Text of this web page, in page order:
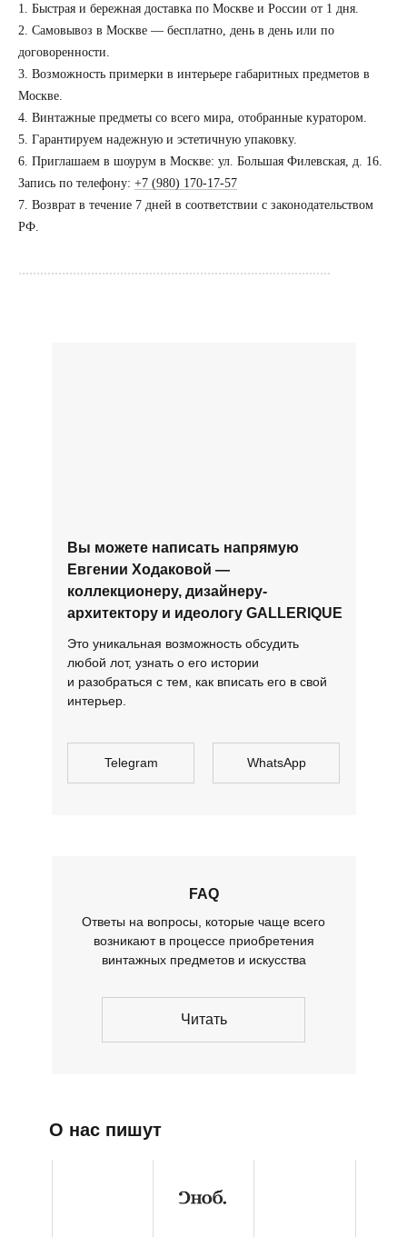
1. Быстрая и бережная доставка по Москве и России от 1 дня.
2. Самовывоз в Москве — бесплатно, день в день или по
договоренности.
3. Возможность примерки в интерьере габаритных предметов в
Москве.
4. Винтажные предметы со всего мира, отобранные куратором.
5. Гарантируем надежную и эстетичную упаковку.
6. Приглашаем в шоурум в Москве: ул. Большая Филевская, д. 16.
Запись по телефону: +7 (980) 170-17-57
7. Возврат в течение 7 дней в соответствии с законодательством
РФ.
......................................................................................
Telegram WhatsApp
Это уникальная возможность обсудить
любой лот, узнать о его истории
и разобраться с тем, как вписать его в свой
интерьер.
FAQ
Ответы на вопросы, которые чаще всего
возникают в процессе приобретения
винтажных предметов и искусства
Вы можете написать напрямую
Евгении Ходаковой —
коллекционеру, дизайнеру-
архитектору и идеологу GALLERIQUE
Вы можете
коллекционеру,
по предварительной
договоренности
Читать
О нас пишут